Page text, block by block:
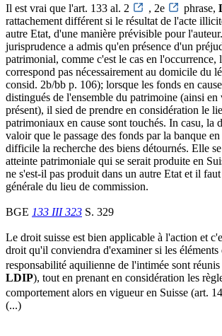
Il est vrai que l'art. 133 al. 2
, 2e phrase,
rattachement différent si le résultat de l'acte
autre Etat, d'une manière prévisible pour
jurisprudence a admis qu'en présence d'un
patrimonial, comme c'est le cas en l'occurrence,
correspond pas nécessairement au domicile du
consid. 2b/bb p. 106); lorsque les fonds en
distingués de l'ensemble du patrimoine (ainsi en
présent), il sied de prendre en considération le
patrimoniaux en cause sont touchés. In casu, la
valoir que le passage des fonds par la banque
difficile la recherche des biens détournés. Elle
atteinte patrimoniale qui se serait produite en
ne s'est-il pas produit dans un autre Etat et il
générale du lieu de commission.
BGE 133 III 323 S. 329
Le droit suisse est bien applicable à l'action et
droit qu'il conviendra d'examiner si les
responsabilité aquilienne de l'intimée sont réunis
LDIP), tout en prenant en considération les
comportement alors en vigueur en Suisse (art.
(...)